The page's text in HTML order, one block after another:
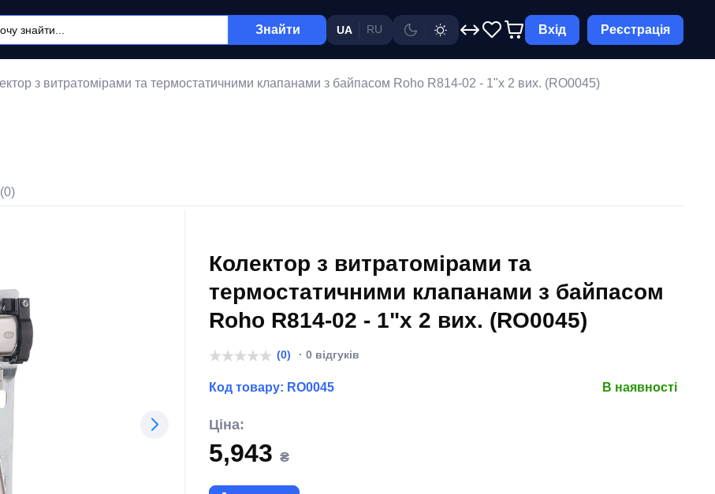
Знайти UA RU Вхід Реєстрація
з витратомірами та термостатичними клапанами з байпасом Roho R814-02 - 1"х 2 вих. (RO0045)
Колектор з витратомірами та
термостатичними клапанами з байпасом
Roho R814-02 - 1"х 2 вих. (RO0045)
(0) · 0 відгуків
Код товару: RO0045 В наявності
Ціна:
5,943 ₴